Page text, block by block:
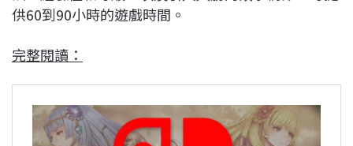
供60到90小時的遊戲時間。
完整閱讀：